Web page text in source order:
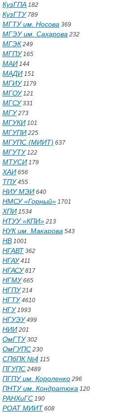
КузГПА 182
КузГТУ789
МГТУ им. Носова 369
МГЭУ им. Сахарова 232
МГЭК 249
МГПУ165
МАИ 144
МАДИ 151
МГИУ1179
МГОУ121
МГСУ331
МГУ273
МГУКИ 101
МГУПИ 225
МГУПС (МИИТ) 637
МГУТУ122
МТУСИ 179
ХАИ 656
ТПУ455
НИУ МЭИ 640
НМСУ «Горный» 1701
ХПИ 1534
НТУУ «КПИ» 213
НУК им. Макарова 543
НВ 1001
НГАВТ 362
НГАУ411
НГАСУ817
НГМУ665
НГПУ214
НГТУ4610
НГУ1993
НГУЭУ499
НИИ 201
ОмГТУ302
ОмГУПС 230
СПбПК №4 115
ПГУПС 2489
ПГПУ им. Короленко 296
ПНТУ им. Кондратюка 120
РАНХиГС 190
РОАТ МИИТ 608